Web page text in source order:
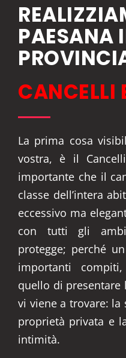
PAESANA
CANCELLI
La prima cosa
vostra, è il
importante che il
classe dell’intera
eccessivo ma
con tutti gli
protegge; perché
importanti
quello di presentare
vi viene a trovare: la
proprietà privata e
intimità.